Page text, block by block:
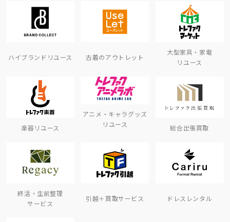
ハイブランドリユース 古着のアウトレット
大型家具・家電
リユース
楽器リユース
アニメ・キャラグッズ
リユース
総合出張買取
終活・生前整理
サービス
引越＋買取サービス ドレスレンタル